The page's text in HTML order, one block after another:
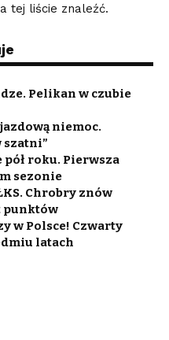
tej liście znaleźć.
Pelikan w czubie
niemoc.
szatni”
pół roku. Pierwsza
sezonie
Chrobry znów
punktów
w Polsce! Czwarty
latach